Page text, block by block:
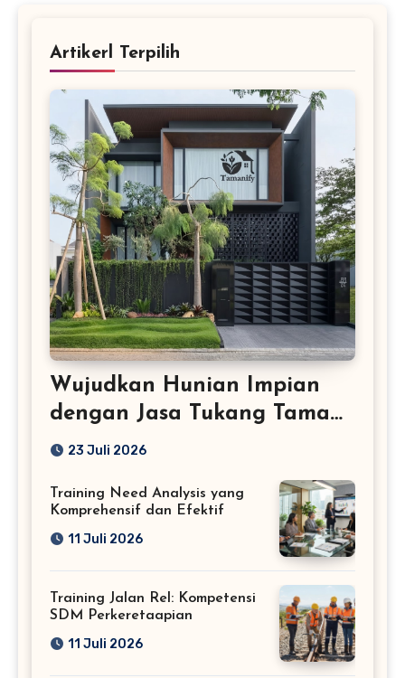
Artikerl Terpilih
Wujudkan Hunian Impian
dengan Jasa Tukang Taman
Profesional
23 Juli 2026
Training Need Analysis yang
Komprehensif dan Efektif
11 Juli 2026
Training Jalan Rel: Kompetensi
SDM Perkeretaapian
11 Juli 2026